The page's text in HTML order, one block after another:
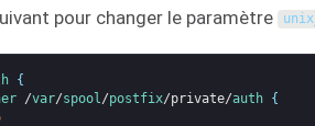
pour changer le paramètre
{
/var/spool/postfix/private/auth
{